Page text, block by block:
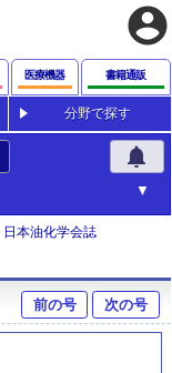
account_circle
医療機器 書籍通販
分野で探す
notifications
日本油化学会誌
前の号 次の号